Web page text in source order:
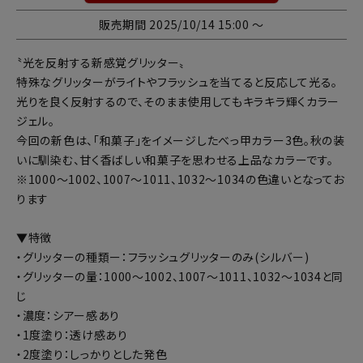
販売期間 2025/10/14 15:00 〜
〝光を反射する新感覚グリッター〟
特殊なグリッターがライトやフラッシュを当てると反応して光る。
光りを良く反射するので、そのまま使用してもキラキラ輝くカラー
ジェル。
今回の新色は、「和菓子」をイメージしたべっ甲カラー3色。秋の装
いに馴染む、甘く香ばしい和菓子を思わせる上品なカラーです。
※1000～1002、1007～1011、1032～1034の色違いとなってお
ります
▼特徴
・グリッターの種類ー：フラッシュグリッターのみ(シルバー)
・グリッターの量：1000～1002、1007～1011、1032～1034と同
じ
・濃度：シアー感あり
・1度塗り：透け感あり
・2度塗り：しっかりとした発色